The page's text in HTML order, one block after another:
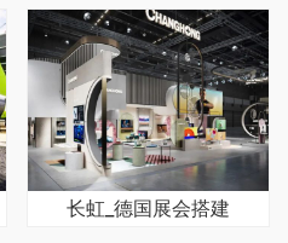
长虹_德国展会搭建